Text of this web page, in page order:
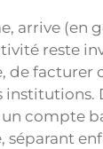
arrive (en
reste
de facturer
institutions.
un compte
séparant